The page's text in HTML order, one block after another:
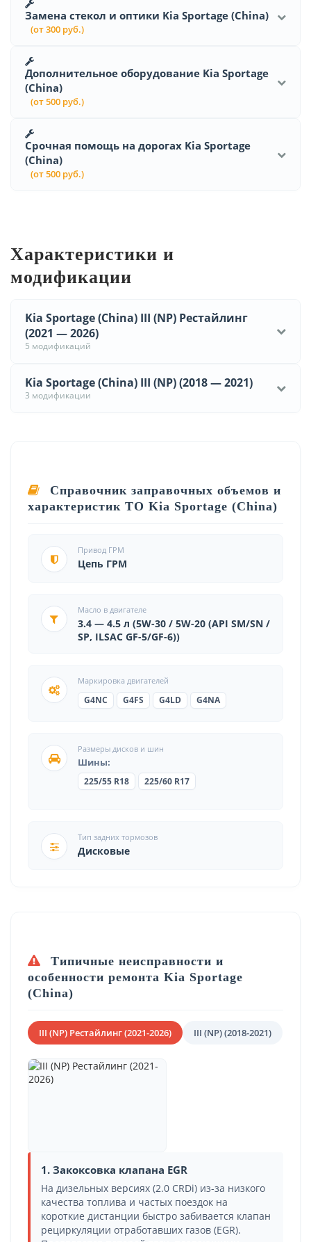
Замена стекол и оптики Kia Sportage (China)
(от 300 руб.)
Дополнительное оборудование Kia Sportage
(China)
(от 500 руб.)
Срочная помощь на дорогах Kia Sportage
(China)
(от 500 руб.)
Характеристики и
модификации
Kia Sportage (China) III (NP) Рестайлинг
(2021 — 2026)
5 модификаций
Kia Sportage (China) III (NP) (2018 — 2021)
3 модификации
Справочник заправочных объемов и
характеристик ТО Kia Sportage (China)
Привод ГРМ
Цепь ГРМ
Масло в двигателе
3.4 — 4.5 л (5W-30 / 5W-20 (API SM/SN /
SP, ILSAC GF-5/GF-6))
Маркировка двигателей
G4NC
G4FS G4LD G4NA
Размеры дисков и шин
Шины:
225/55 R18 225/60 R17
Тип задних тормозов
Дисковые
Типичные неисправности и
особенности ремонта Kia Sportage
(China)
III (NP) Рестайлинг (2021-2026) III (NP) (2018-2021)
1. Закоксовка клапана EGR
На дизельных версиях (2.0 CRDi) из-за низкого
качества топлива и частых поездок на
короткие дистанции быстро забивается клапан
рециркуляции отработавших газов (EGR).